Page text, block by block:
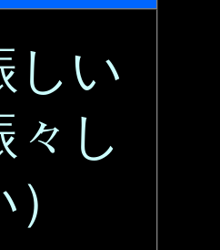
しい
々し